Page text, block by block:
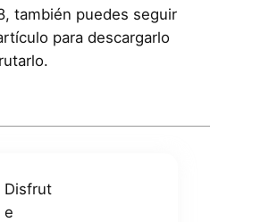
también puedes seguir
para descargarlo
Disfrut
e